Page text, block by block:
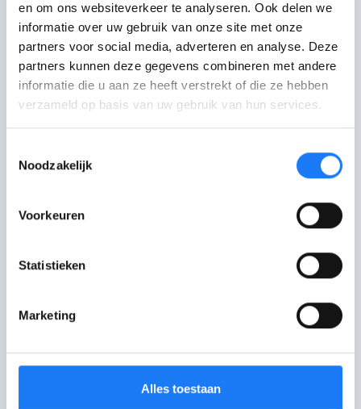
en om ons websiteverkeer te analyseren. Ook delen we
informatie over uw gebruik van onze site met onze
partners voor social media, adverteren en analyse. Deze
partners kunnen deze gegevens combineren met andere
informatie die u aan ze heeft verstrekt of die ze hebben
verzameld op basis van uw gebruik van hun services.
Noodzakelijk
Voorkeuren
Statistieken
Marketing
Alles toestaan
een vriend heeft, zelfs al zegt die
persoon hetero te zijn.Als ik zelf
vroeger over iemand praatte,
vroegen mensen mij al snel hoe ‘hij’
heette. Ik klapte dan helemaal dicht.
achter iemands rug praten over of
dat gewoon niet! Vraag dan gewoon aan
die gebruikt.
ons voorstellen als: “ik ben Morgane,
ik ben zij/haar”. Zo wist je het direct,
maar in het dagelijkse leven
geen aandacht aan besteed.